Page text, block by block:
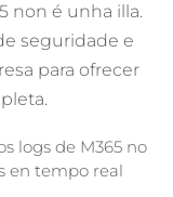
non é unha illa.
seguridade e
para ofrecer
logs de M365 no
en tempo real